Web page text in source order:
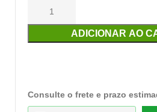
ADICIONAR AO
Consulte o frete e prazo